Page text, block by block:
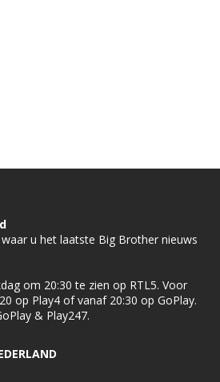
u het laatste Big Brother nieuws
om 20:30 te zien op RTL5. Voor
op Play4 of vanaf 20:30 op GoPlay.
& Play247.